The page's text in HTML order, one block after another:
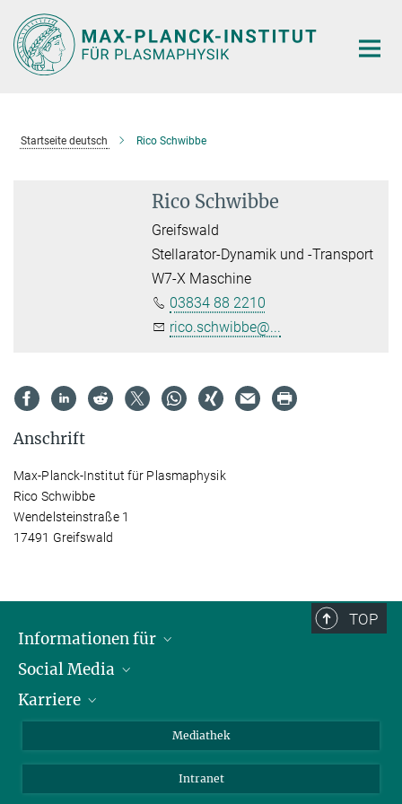
Hauptinhalt
Startseite deutsch Rico Schwibbe
Rico Schwibbe
Greifswald
Stellarator-Dynamik und -Transport
W7-X Maschine
03834 88 2210
rico.schwibbe@...
Anschrift
Max-Planck-Institut für Plasmaphysik
Rico Schwibbe
Wendelsteinstraße 1
17491 Greifswald
TOP
Informationen für
Journalisten
Schule
Social Media
LinkedIn
Karriere
Mediathek
Intranet